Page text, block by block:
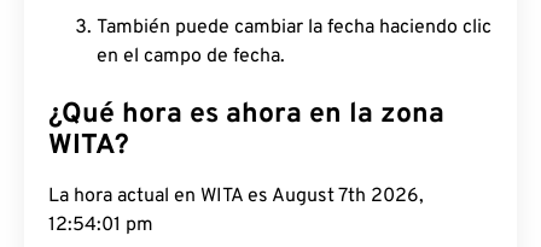
También puede cambiar la fecha haciendo clic
en el campo de fecha.
¿Qué hora es ahora en la zona
WITA?
La hora actual en WITA es August 7th 2026,
12:54:02 pm